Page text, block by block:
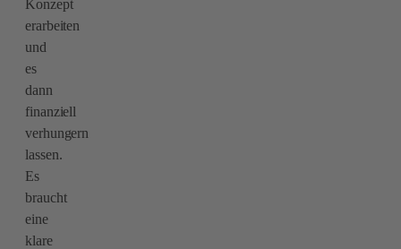
Konzept
erarbeiten
und
es
dann
finanziell
verhungern
lassen.
Es
braucht
eine
klare